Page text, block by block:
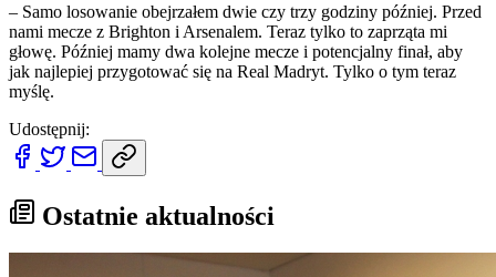
– Samo losowanie obejrzałem dwie czy trzy godziny później. Przed
nami mecze z Brighton i Arsenalem. Teraz tylko to zaprząta mi
głowę. Później mamy dwa kolejne mecze i potencjalny finał, aby
jak najlepiej przygotować się na Real Madryt. Tylko o tym teraz
myślę.
Udostępnij:
Ostatnie aktualności